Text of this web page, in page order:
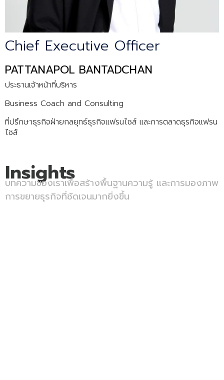
Chief Executive Officer
PATTANAPOL BANTADCHAN
ประธานเจ้าหน้าที่บริหาร
Business Coach and Consulting
ที่ปรึกษาธุรกิจฝ่ายกลยุทธ์ธุรกิจแฟรนไชส์ และการตลาดธุรกิจแฟรน
ไชส์
Insights
บทความของเราเพื่อสร้างพื้นฐานความรู้ และการมองภาพ
การขยายธุรกิจที่ชัดเจนมากยิ่งขึ้น